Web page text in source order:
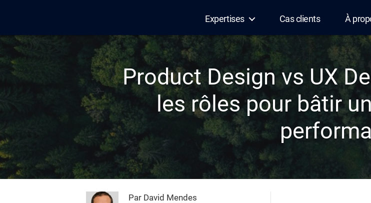
Expertises Cas clients À
Product Design vs UX
les rôles pour bâtir
Par David Mendes